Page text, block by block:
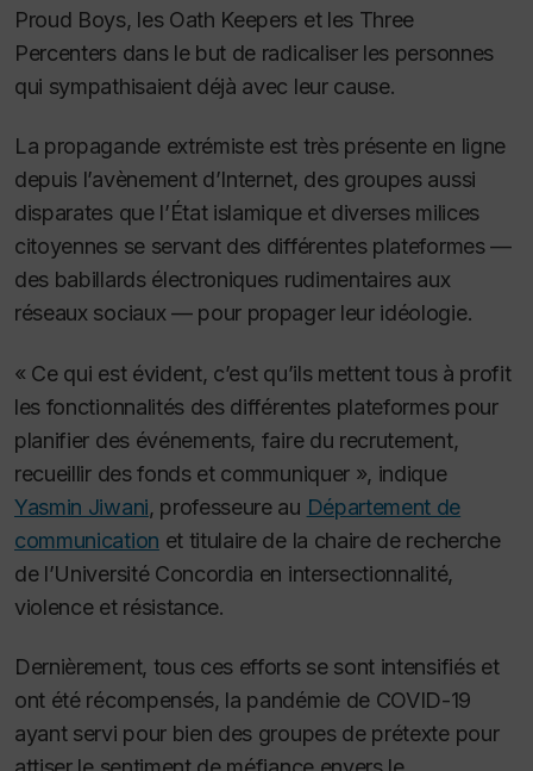
Proud Boys, les Oath Keepers et les Three
Percenters dans le but de radicaliser les personnes
qui sympathisaient déjà avec leur cause.
La propagande extrémiste est très présente en ligne
depuis l’avènement d’Internet, des groupes aussi
disparates que l’État islamique et diverses milices
citoyennes se servant des différentes plateformes —
des babillards électroniques rudimentaires aux
réseaux sociaux — pour propager leur idéologie.
« Ce qui est évident, c’est qu’ils mettent tous à profit
les fonctionnalités des différentes plateformes pour
planifier des événements, faire du recrutement,
recueillir des fonds et communiquer », indique
Yasmin Jiwani, professeure au Département de
communication et titulaire de la chaire de recherche
de l’Université Concordia en intersectionnalité,
violence et résistance.
Dernièrement, tous ces efforts se sont intensifiés et
ont été récompensés, la pandémie de COVID-19
ayant servi pour bien des groupes de prétexte pour